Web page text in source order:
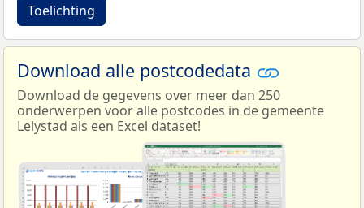
Toelichting
Download alle postcodedata
Download de gegevens over meer dan 250
onderwerpen voor alle postcodes in de gemeente
Lelystad als een Excel dataset!